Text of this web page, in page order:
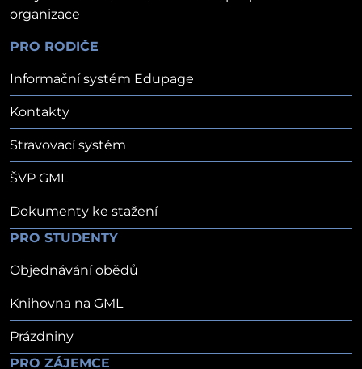
PRO RODIČE
Informační systém Edupage
Kontakty
Stravovací systém
ŠVP GML
Dokumenty ke stažení
PRO STUDENTY
Objednávání obědů
Knihovna na GML
Prázdniny
PRO ZÁJEMCE
organizace